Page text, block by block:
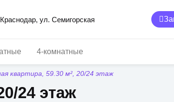
Краснодар, ул. Семигорская
4-комнатные
квартира, 59.30 м², 20/24 этаж
24 этаж